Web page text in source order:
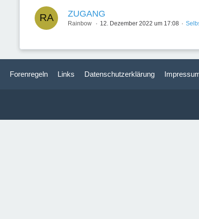
ZUGANG
Rainbow 12. Dezember 2022 um 17:08
Forenregeln Links Datenschutzerklärung